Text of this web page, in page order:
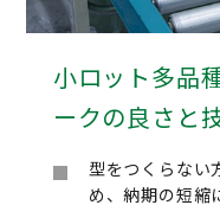
小ロット多品
ークの良さと
型をつくらない
め、納期の短縮